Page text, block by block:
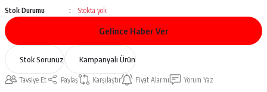
Stok Durumu
Stokta yok
Gelince Haber Ver
Stok Sorunuz Kampanyalı Ürün
Tavsiye Et Paylaş Karşılaştır Fiyat Alarmı Yorum Yaz